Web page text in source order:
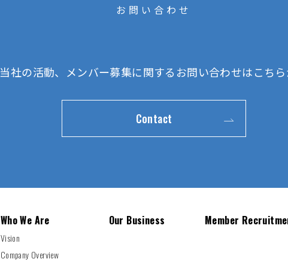
お問い合わせ
当社の活動、メンバー募集に関する お問い合わせはこち
Contact
Who We Are
Vision
Company Overview
Our Business Member